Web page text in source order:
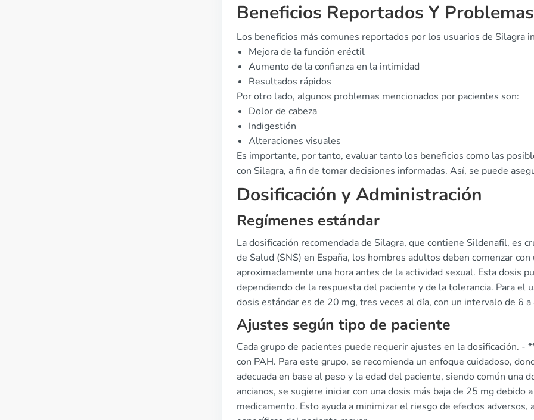
Beneficios Reportados Y Problemas
Los beneficios más comunes reportados por los usuarios de Silagra
Mejora de la función eréctil
Aumento de la confianza en la intimidad
Resultados rápidos
Por otro lado, algunos problemas mencionados por pacientes son:
Dolor de cabeza
Indigestión
Alteraciones visuales
Es importante, por tanto, evaluar tanto los beneficios como las
con Silagra, a fin de tomar decisiones informadas. Así, se puede
Dosificación y Administración
Regímenes estándar
La dosificación recomendada de Silagra, que contiene Sildenafil, es
de Salud (SNS) en España, los hombres adultos deben comenzar
aproximadamente una hora antes de la actividad sexual. Esta dosis
dependiendo de la respuesta del paciente y de la tolerancia. Para
dosis estándar es de 20 mg, tres veces al día, con un intervalo de 6 a
Ajustes según tipo de paciente
Cada grupo de pacientes puede requerir ajustes en la dosificación. -
con PAH. Para este grupo, se recomienda un enfoque cuidadoso,
adecuada en base al peso y la edad del paciente, siendo común una
ancianos, se sugiere iniciar con una dosis más baja de 25 mg
medicamento. Esto ayuda a minimizar el riesgo de efectos